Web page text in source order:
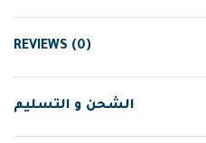
REVIEWS (0)
الشحن و التسليم